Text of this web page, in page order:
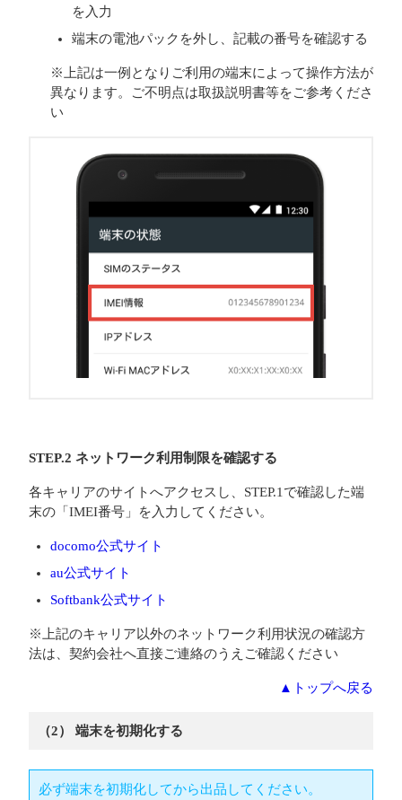
を入力
端末の電池パックを外し、記載の番号を確認する
※上記は一例となりご利用の端末によって操作方法が
異なります。ご不明点は取扱説明書等をご参考くださ
い
STEP.2 ネットワーク利用制限を確認する
各キャリアのサイトへアクセスし、STEP.1で確認した端
末の「IMEI番号」を入力してください。
docomo公式サイト
au公式サイト
Softbank公式サイト
※上記のキャリア以外のネットワーク利用状況の確認方
法は、契約会社へ直接ご連絡のうえご確認ください
▲トップへ戻る
（2） 端末を初期化する
必ず端末を初期化してから出品してください。